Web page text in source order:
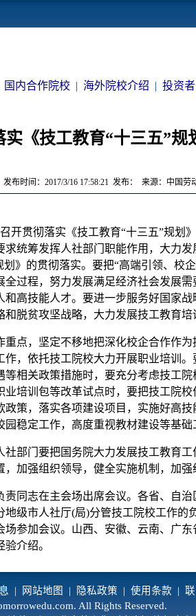
国内合作院校 | 海外院校介绍 | 投资
实《技工教育“十三五”规
发布时间：2017/3/16 17:58:21 发布： 来源：中国劳
开贯彻落实《技工教育“十三五”规划
求统筹发挥人社部门职能作用，大力
划》的贯彻落实。要把“高端引领、校
全过程，努力发展满足经济社会发展
和高技能人才。要进一步服务好国家
和脱贫攻坚战略，大力发展技工教育培
重点，坚定不移地把深化校企合作作
作，依托技工院校大力开展职业培训
等相关政策措施时，要充分考虑技工
业培训包等改革试点时，要把技工院校
政策，落实各项建设项目，实施好高
稳定工作，高度重视教材建设等基础
门要把国务院大力发展技工教育工
加强组织领导，健全实施机制，加强
志在主会场出席会议。各省、自治
地级市人社厅(局)分管技工院校工作的
场参加会议。山西、安徽、云南、广
介绍。
| 网站地图 | 隐私政策 | 使用条款 | 联
All Rights Reserved.